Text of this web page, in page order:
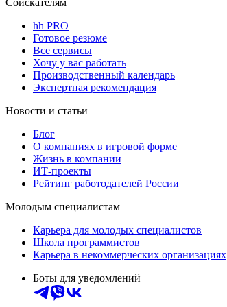
Соискателям
hh PRO
Готовое резюме
Все сервисы
Хочу у вас работать
Производственный календарь
Экспертная рекомендация
Новости и статьи
Блог
О компаниях в игровой форме
Жизнь в компании
ИТ-проекты
Рейтинг работодателей России
Молодым специалистам
Карьера для молодых специалистов
Школа программистов
Карьера в некоммерческих организациях
Боты для уведомлений